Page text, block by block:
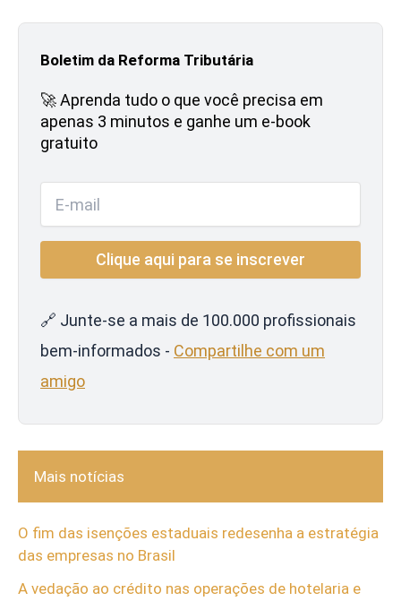
Boletim da Reforma Tributária
🚀 Aprenda tudo o que você precisa em
apenas 3 minutos e ganhe um e-book
gratuito
🔗 Junte-se a mais de 100.000 profissionais
bem-informados - Compartilhe com um
amigo
Mais notícias
O fim das isenções estaduais redesenha a estratégia
das empresas no Brasil
A vedação ao crédito nas operações de hotelaria e